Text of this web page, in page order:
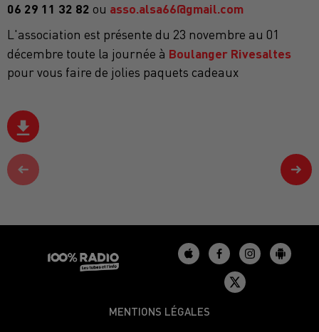
06 29 11 32 82 ou asso.alsa66@gmail.com
L'association est présente du 23 novembre au 01
décembre toute la journée à Boulanger Rivesaltes
pour vous faire de jolies paquets cadeaux
MENTIONS LÉGALES